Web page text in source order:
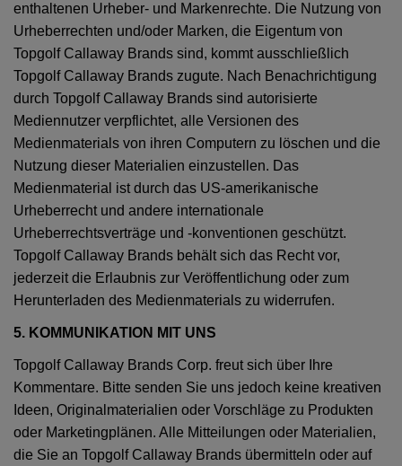
enthaltenen Urheber- und Markenrechte. Die Nutzung von
Urheberrechten und/oder Marken, die Eigentum von
Topgolf Callaway Brands sind, kommt ausschließlich
Topgolf Callaway Brands zugute. Nach Benachrichtigung
durch Topgolf Callaway Brands sind autorisierte
Mediennutzer verpflichtet, alle Versionen des
Medienmaterials von ihren Computern zu löschen und die
Nutzung dieser Materialien einzustellen. Das
Medienmaterial ist durch das US-amerikanische
Urheberrecht und andere internationale
Urheberrechtsverträge und -konventionen geschützt.
Topgolf Callaway Brands behält sich das Recht vor,
jederzeit die Erlaubnis zur Veröffentlichung oder zum
Herunterladen des Medienmaterials zu widerrufen.
5. KOMMUNIKATION MIT UNS
Topgolf Callaway Brands Corp. freut sich über Ihre
Kommentare. Bitte senden Sie uns jedoch keine kreativen
Ideen, Originalmaterialien oder Vorschläge zu Produkten
oder Marketingplänen. Alle Mitteilungen oder Materialien,
die Sie an Topgolf Callaway Brands übermitteln oder auf